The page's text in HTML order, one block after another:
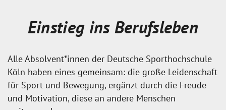
Einstieg ins Berufsleben
Alle Absolvent*innen der Deutsche Sporthochschule
Köln haben eines gemeinsam: die große Leidenschaft
für Sport und Bewegung, ergänzt durch die Freude
und Motivation, diese an andere Menschen